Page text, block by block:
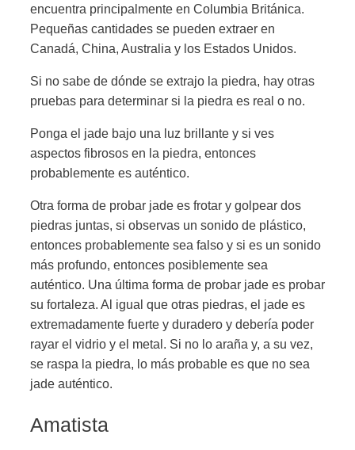
encuentra principalmente en Columbia Británica.
Pequeñas cantidades se pueden extraer en
Canadá, China, Australia y los Estados Unidos.
Si no sabe de dónde se extrajo la piedra, hay otras
pruebas para determinar si la piedra es real o no.
Ponga el jade bajo una luz brillante y si ves
aspectos fibrosos en la piedra, entonces
probablemente es auténtico.
Otra forma de probar jade es frotar y golpear dos
piedras juntas, si observas un sonido de plástico,
entonces probablemente sea falso y si es un sonido
más profundo, entonces posiblemente sea
auténtico. Una última forma de probar jade es probar
su fortaleza. Al igual que otras piedras, el jade es
extremadamente fuerte y duradero y debería poder
rayar el vidrio y el metal. Si no lo araña y, a su vez,
se raspa la piedra, lo más probable es que no sea
jade auténtico.
Amatista